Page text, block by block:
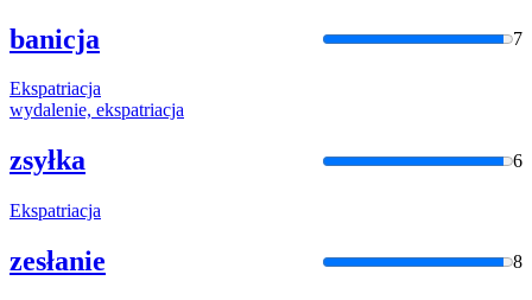
banicja 7
Ekspatriacja
wydalenie, ekspatriacja
zsyłka 6
Ekspatriacja
zesłanie 8